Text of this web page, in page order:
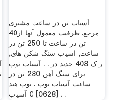
آسیاب تن در ساعت مشتری
مرجع. ظرفیت معمول آنها از40
تن در ساعت تا 250 تن در
ساعت, آسیاب سنگ شکن های,
راک 408 جدید در . . آسیاب توپ
برای سنگ آهن 280 تن در
ساعت آسیاب توپ . توپ هند
[0628] 0 آسیاب . .